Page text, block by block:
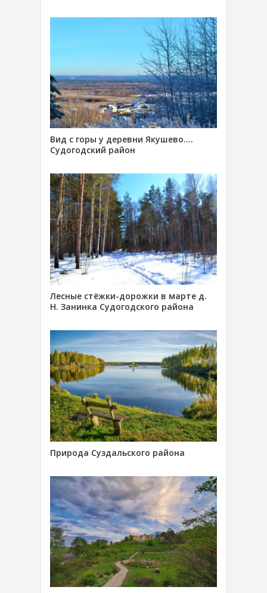
Вид с горы у деревни Якушево….
Судогодский район
Лесные стёжки-дорожки в марте д.
Н. Занинка Судогодского района
Природа Суздальского района